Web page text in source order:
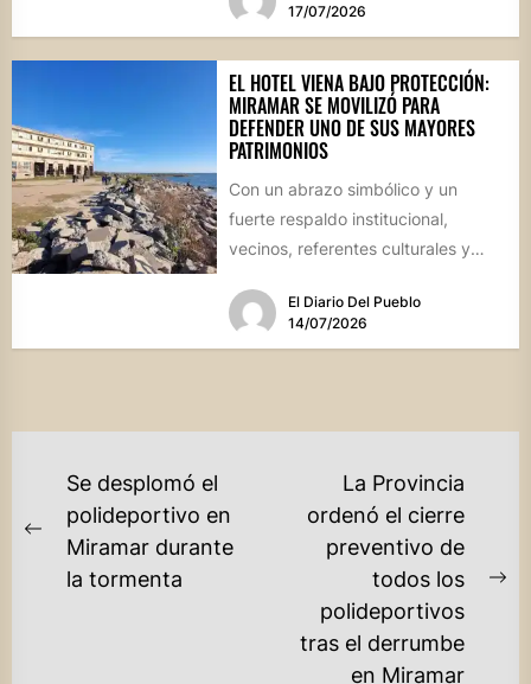
17/07/2026
EL HOTEL VIENA BAJO PROTECCIÓN:
MIRAMAR SE MOVILIZÓ PARA
DEFENDER UNO DE SUS MAYORES
PATRIMONIOS
Con un abrazo simbólico y un
fuerte respaldo institucional,
vecinos, referentes culturales y
Ansenuza visibilizaron la...
El Diario Del Pueblo
14/07/2026
NAVEGACIÓN
DE
ENTRADAS
Previous
post:
Se desplomó el
polideportivo en
Miramar durante
la tormenta
La Provincia
ordenó el cierre
preventivo de
todos los
polideportivos
tras el derrumbe
en Miramar